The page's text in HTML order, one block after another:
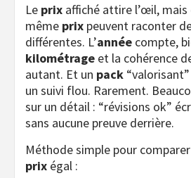
Le prix affiché attire l’œil, mais
même prix peuvent raconter
différentes. L’année compte,
kilométrage et la cohérence
autant. Et un pack
un suivi flou. Rarement.
sur un détail : “révisions ok”
sans aucune preuve derrière.
Méthode simple pour
prix égal :